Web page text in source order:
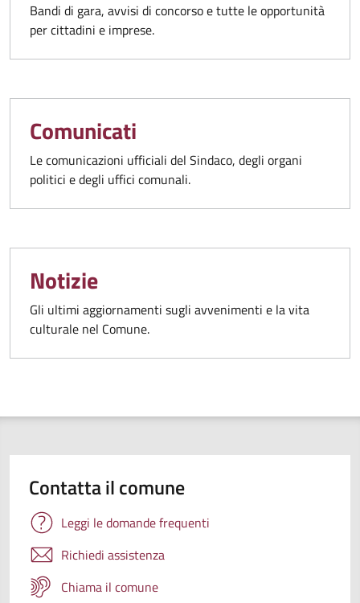
Bandi di gara, avvisi di concorso e tutte le opportunità
per cittadini e imprese.
Comunicati
Le comunicazioni ufficiali del Sindaco, degli organi
politici e degli uffici comunali.
Notizie
Gli ultimi aggiornamenti sugli avvenimenti e la vita
culturale nel Comune.
Contatta il comune
Leggi le domande frequenti
Richiedi assistenza
Chiama il comune